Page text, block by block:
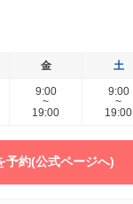
金 土
9:00
~
19:00
9:00
~
19:00
予約(公式ページへ)